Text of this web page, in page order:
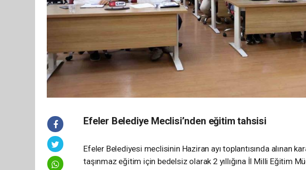
Efeler Belediye Meclisi’nden eğitim tahsisi
Efeler Belediyesi meclisinin Haziran ayı toplantısında alınan
taşınmaz eğitim için bedelsiz olarak 2 yıllığına İl Milli Eğitim